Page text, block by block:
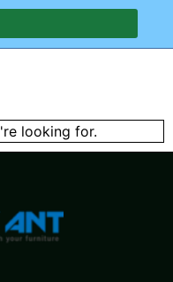
looking for.